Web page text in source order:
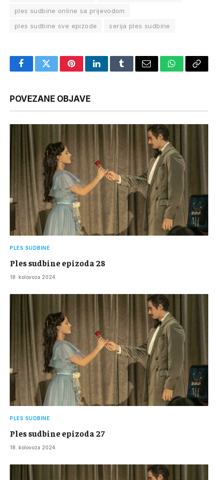
ples sudbine online sa prijevodom
ples sudbine sve epizode
serija ples sudbine
FacebookTwitterPinterestLinkedInTumblrEmail WhatsApp
Copy
POVEZANE OBJAVE
PLES SUDBINE
Ples sudbine epizoda 28
18. kolovoza 2024.
PLES SUDBINE
Ples sudbine epizoda 27
18. kolovoza 2024.